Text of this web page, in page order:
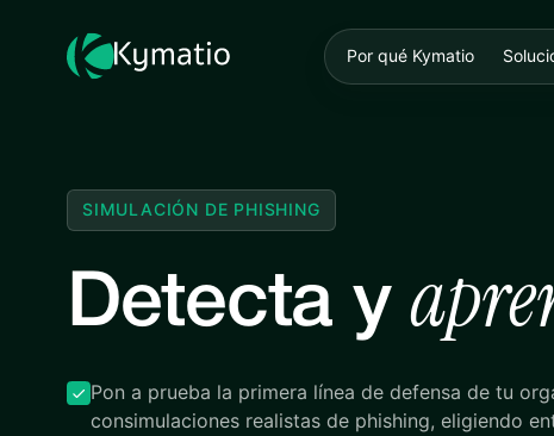
Por qué Kymatio
SIMULACIÓN DE PHISHING
Detecta y
Pon a prueba la primera línea de defensa de tu
consimulaciones realistas de phishing, eligiendo